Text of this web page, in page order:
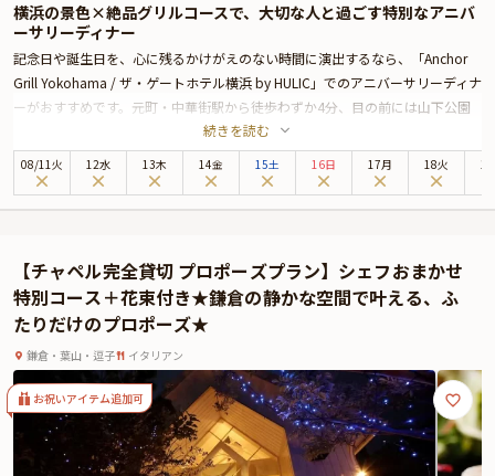
横浜の景色×絶品グリルコースで、大切な人と過ごす特別なアニバ
ーサリーディナー
記念日や誕生日を、心に残るかけがえのない時間に演出するなら、「Anchor
Grill Yokohama / ザ・ゲートホテル横浜 by HULIC」でのアニバーサリーディナ
ーがおすすめです。元町・中華街駅から徒歩わずか4分、目の前には山下公園
と横浜の海が広がる絶好のロケーション。
ご案内するテーブル席からは夕暮れから夜へと移ろう景色が望め、まるで異国
に訪れたかのような情緒あふれる空間で、特別なひとときをお過ごしいただけ
材をふんだんに使った全4品のコース。シェフが素材の旨みを丁寧に引き出し
た前菜2皿・メイン1皿・デザートを、好みに合わせて組み合わせてお楽しみい
ただけます。
またディナーの締めくくりには、想いを込めたメッセージ付きのデザートプレ
ートをご用意。記念日を共に祝うその一瞬に、さりげなく心を伝える演出を添
えます。
開放感あふれる空間、五感を満たすグリル料理、そして横浜の夜景に包まれな
がら、大切な人と過ごす特別なアニバーサリー。日常から解き放たれた至福の
時間が、ここにはあります。
続きを読む
08/11火 12水 13木 14金 15土 16日 17月 18火
【チャペル完全貸切 プロポーズプラン】シェフおまかせ
特別コース＋花束付き★鎌倉の静かな空間で叶える、ふ
たりだけのプロポーズ★
鎌倉・葉山・逗子 イタリアン
お祝いアイテム追加可